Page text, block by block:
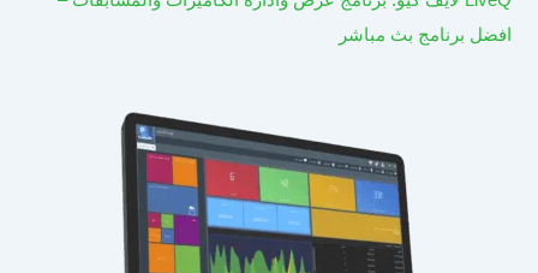
افضل برنامج بث مباشر